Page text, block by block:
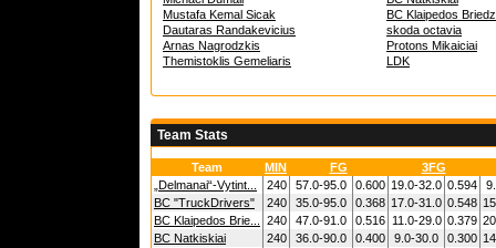
Mustafa Kemal Sicak
BC Klaipedos
Dautaras Randakevicius
skoda octavia
Arnas Nagrodzkis
Protons Mikaiciai
Themistoklis Gemeliaris
LDK
Team Stats
Team MIN FG
3FG
„Delmanai“-Vytint...
240 57.0-95.0 0.600 19.0-32.0 0.594
BC "TruckDrivers"
240 35.0-95.0 0.368 17.0-31.0 0.548
BC Klaipedos Brie...
240 47.0-91.0 0.516 11.0-29.0 0.379
BC Natkiskiai
240 36.0-90.0 0.400 9.0-30.0 0.300